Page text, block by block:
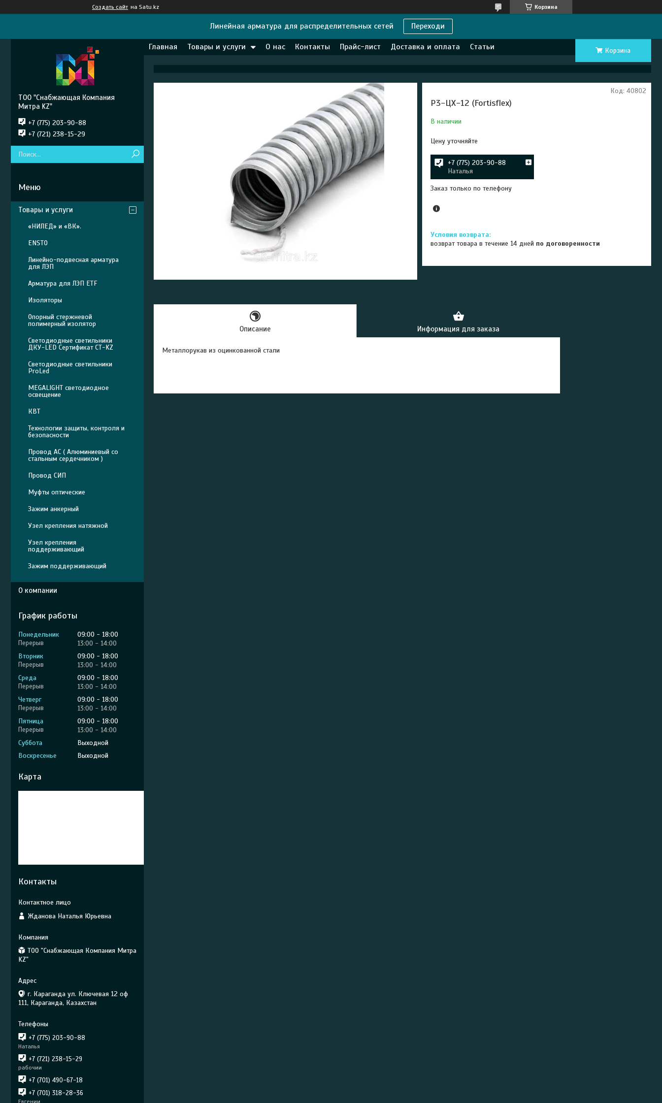
Создать сайт на Satu.kz Корзина
Линейная арматура для распределительных сетей Переходи
Главная Товары и услуги О нас Контакты Прайс-лист Доставка и оплата Статьи Корзина
Р3-ЦХ-12 (Fortisflex)
В наличии
Код: 40802
Цену уточняйте
+7 (775) 203-90-88
Наталья
Заказ только по телефону
возврат товара в течение 14 дней по договоренности
Описание Информация для заказа
Металлорукав из оцинкованной стали
ТОО "Снабжающая Компания
Митра KZ"
+7 (775) 203-90-88
+7 (721) 238-15-29
Товары и услуги
«НИЛЕД» и «ВК».
ENSTO
Линейно-подвесная арматура
для ЛЭП
Арматура для ЛЭП ETF
Изоляторы
Опорный стержневой
полимерный изолятор
Светодиодные светильники
ДКУ-LED Сертификат СТ-KZ
Светодиодные светильники
ProLed
MEGALIGHT светодиодное
освещение
КВТ
Технологии защиты, контроля и
безопасности
Провод АС ( Алюминиевый со
стальным сердечником )
Провод СИП
Муфты оптические
Зажим анкерный
Узел крепления натяжной
Узел крепления
поддерживающий
Зажим поддерживающий
О компании
График работы
Понедельник 09:00
18:00
13:00
14:00
Вторник
09:00
18:00
13:00
14:00
Среда
09:00
18:00
13:00
14:00
Четверг
09:00
18:00
13:00
14:00
Пятница
09:00
18:00
13:00
14:00
Суббота
Выходной
Воскресенье
Выходной
Карта
Контакты
Жданова Наталья Юрьевна
ТОО "Снабжающая Компания Митра
KZ"
г. Караганда ул. Ключевая 12 оф
111, Караганда, Казахстан
+7 (775) 203-90-88
Наталья
+7 (721) 238-15-29
рабочии
+7 (701) 490-67-18
+7 (701) 318-28-36
Евгении